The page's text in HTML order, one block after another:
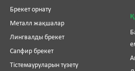
Брекет орнату
Металл жақшалар
Лингвалды брекет
Сапфир брекет
Тістемауруларын түзету